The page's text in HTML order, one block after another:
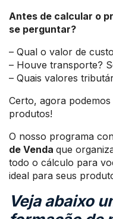
Antes de calcular o
se perguntar?
– Qual o valor de
– Houve transporte?
– Quais valores
Certo, agora
produtos!
O nosso programa
de Venda que
todo o cálculo para
ideal para seus
Veja abaixo